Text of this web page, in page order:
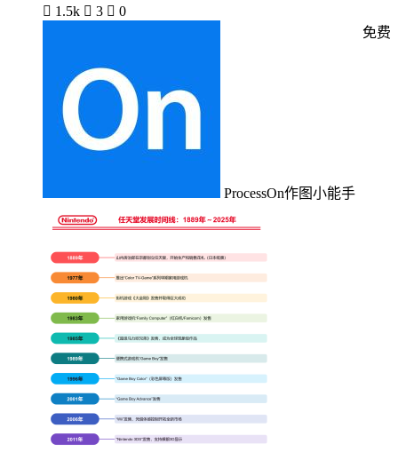
 1.5k  3  0
ProcessOn作图小能手
免费